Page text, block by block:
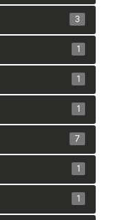
3
1
1
1
7
1
1